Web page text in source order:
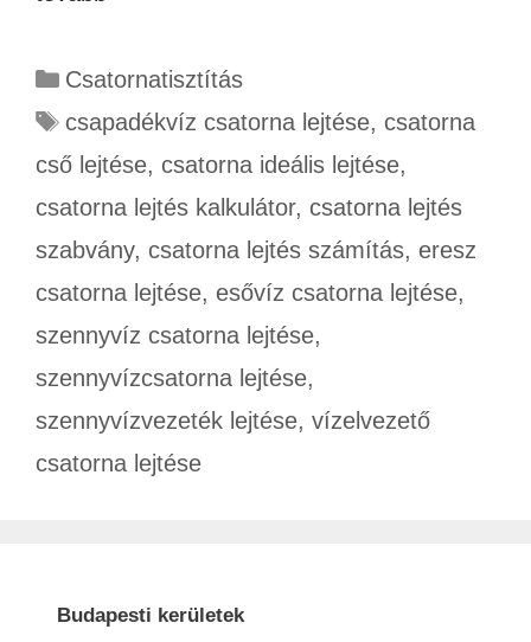
Csatornatisztítás
csapadékvíz csatorna lejtése, csatorna
cső lejtése, csatorna ideális lejtése,
csatorna lejtés kalkulátor, csatorna lejtés
szabvány, csatorna lejtés számítás, eresz
csatorna lejtése, esővíz csatorna lejtése,
szennyvíz csatorna lejtése,
szennyvízcsatorna lejtése,
szennyvízvezeték lejtése, vízelvezető
csatorna lejtése
Budapesti kerületek